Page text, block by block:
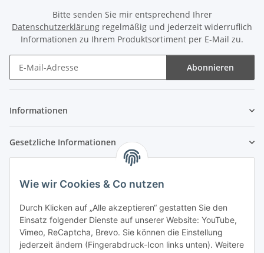
Wie wir Cookies & Co nutzen
Durch Klicken auf „Alle akzeptieren“ gestatten Sie den
Einsatz folgender Dienste auf unserer Website: YouTube,
Vimeo, ReCaptcha, Brevo. Sie können die Einstellung
jederzeit ändern (Fingerabdruck-Icon links unten). Weitere
Bitte senden Sie mir entsprechend Ihrer
Datenschutzerklärung regelmäßig und jederzeit widerruflich
Informationen zu Ihrem Produktsortiment per E-Mail zu.
Abonnieren
Informationen
Gesetzliche Informationen